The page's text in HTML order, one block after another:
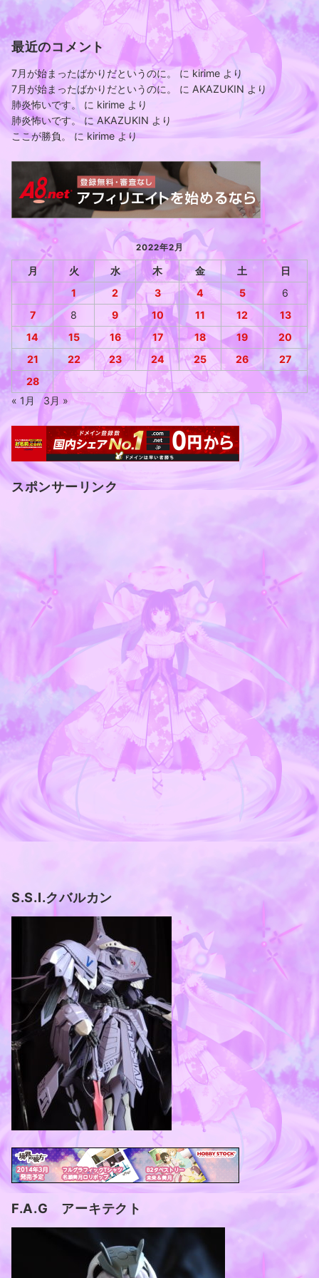
最近のコメント
7月が始まったばかりだというのに。 にkirime より
7月が始まったばかりだというのに。
に AKAZUKIN より
肺炎怖いです。
に kirime より
肺炎怖いです。
に AKAZUKIN より
ここが勝負。
にkirimeより
2022年2月
月 火 水 木 金 土
日
1
2 3 4 5
6
7
8 9 10 11 12
13
14
15 16 17 18 19
20
21
22 23 24 25 26
27
28
« 1月
3月 »
スポンサーリンク
S.S.I.クバルカン
F.A.G アーキテクト